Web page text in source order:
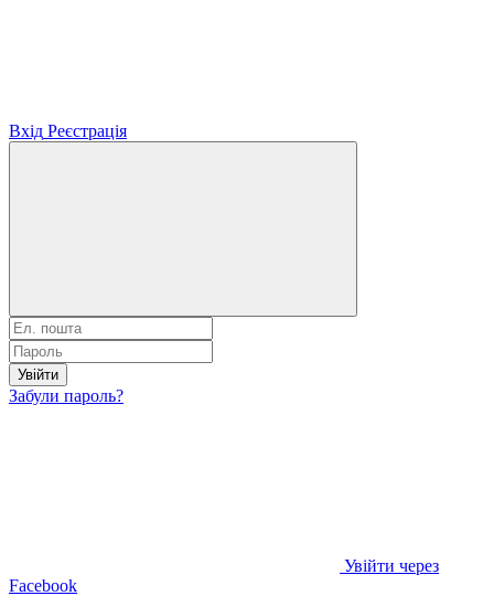
Вхід Реєстрація
Увійти
Забули пароль?
Увійти через
Facebook